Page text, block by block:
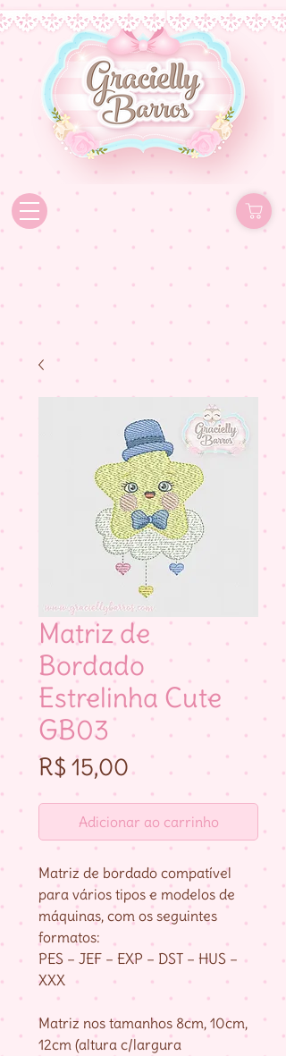
Matriz de
Bordado
Estrelinha Cute
GB03
R$ 15,00Preço
Adicionar ao carrinho
Matriz de bordado compatível
para vários tipos e modelos de
máquinas, com os seguintes
formatos:
PES – JEF – EXP – DST – HUS –
XXX
Matriz nos tamanhos 8cm, 10cm,
12cm (altura c/largura